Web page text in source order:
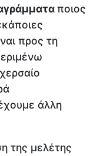
ποιος
προς τη
άλλη
της μελέτης